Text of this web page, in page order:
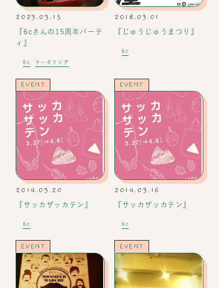
2023.03.15
『6cさんの15周年パーテ
ィ』
6c ケータリング
2018.03.01
『じゅうじゅうまつり』
6c
EVENT
2014.03.20
『サッカザッカテン』
6c
EVENT
2014.03.16
『サッカザッカテン』
6c
EVENT EVENT